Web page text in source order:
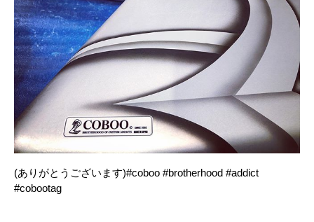
(ありがとうございます)#coboo #brotherhood #addict
#cobootag